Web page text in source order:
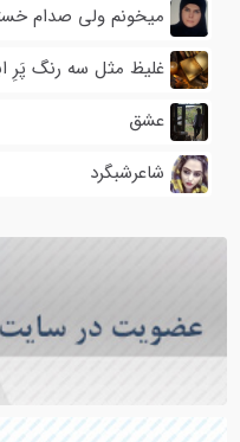
میخونم ولی صدام
غلیظ مثل سه رنگ پَرِ
عشق
شاعرشبگرد